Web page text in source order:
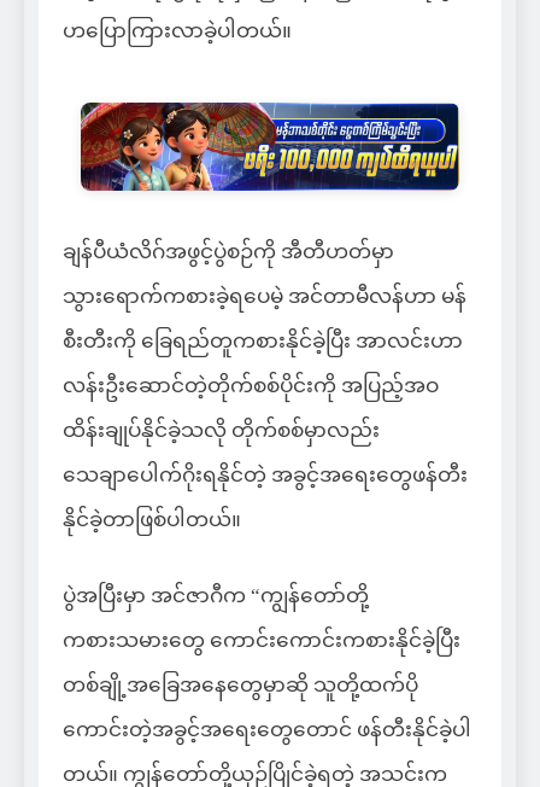
ဟပြောကြားလာခဲ့ပါတယ်။
ချန်ပီယံလိဂ်အဖွင့်ပွဲစဉ်ကို အီတီဟတ်မှာ
သွားရောက်ကစားခဲ့ရပေမဲ့ အင်တာမီလန်ဟာ မန်
စီးတီးကို ခြေရည်တူကစားနိုင်ခဲ့ပြီး အာလင်းဟာ
လန်းဦးဆောင်တဲ့တိုက်စစ်ပိုင်းကို အပြည့်အဝ
ထိန်းချုပ်နိုင်ခဲ့သလို တိုက်စစ်မှာလည်း
သေချာပေါက်ဂိုးရနိုင်တဲ့ အခွင့်အရေးတွေဖန်တီး
နိုင်ခဲ့တာဖြစ်ပါတယ်။
ပွဲအပြီးမှာ အင်ဇာဂီက “ကျွန်တော်တို့
ကစားသမားတွေ ကောင်းကောင်းကစားနိုင်ခဲ့ပြီး
တစ်ချို့အခြေအနေတွေမှာဆို သူတို့ထက်ပို
ကောင်းတဲ့အခွင့်အရေးတွေတောင် ဖန်တီးနိုင်ခဲ့ပါ
တယ်။ ကျွန်တော်တို့ယှဉ်ပြိုင်ခဲ့ရတဲ့ အသင်းက